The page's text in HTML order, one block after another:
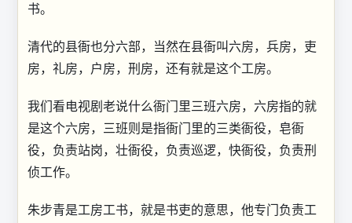
书。
清代的县衙也分六部，当然在县衙叫六房，兵房，吏
房，礼房，户房，刑房，还有就是这个工房。
我们看电视剧老说什么衙门里三班六房，六房指的就
是这个六房，三班则是指衙门里的三类衙役，皂衙
役，负责站岗，壮衙役，负责巡逻，快衙役，负责刑
侦工作。
朱步青是工房工书，就是书吏的意思，他专门负责工